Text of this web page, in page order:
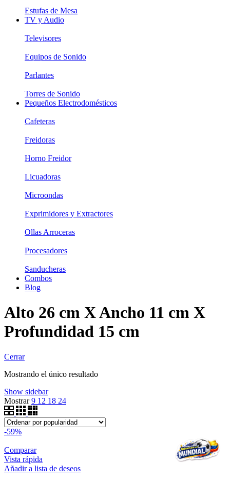
Estufas de Mesa
TV y Audio
Televisores
Equipos de Sonido
Parlantes
Torres de Sonido
Pequeños Electrodomésticos
Cafeteras
Freidoras
Horno Freidor
Licuadoras
Microondas
Exprimidores y Extractores
Ollas Arroceras
Procesadores
Sanducheras
Combos
Blog
Alto 26 cm X Ancho 11 cm X
Profundidad 15 cm
Cerrar
Mostrando el único resultado
Show sidebar
Mostrar9 12 18 24
-59%
Comparar
Vista rápida
Añadir a lista de deseos